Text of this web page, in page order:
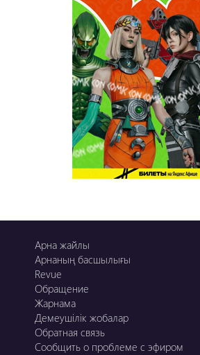
Арна жайлы
Арнаның басшылығы
Revue
Обращение
Жарнама
Демеушілік жобалар
Обратная связь
Сообщить о проблеме с эфиром